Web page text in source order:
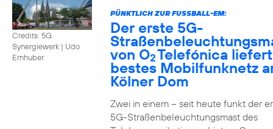
Credits: 5G
Synergiewerk | Udo
Ernhuber
PÜNKTLICH ZUR FUSSBALL-EM:
Der erste 5G-
von O2Telefónica liefert
bestes Mobilfunknetz
Kölner Dom
Zwei in einem – seit heute funkt der
5G-Straßenbeleuchtungsmast des